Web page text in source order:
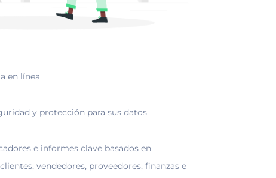
en línea
y protección para sus datos
e informes clave basados en
vendedores, proveedores, finanzas e